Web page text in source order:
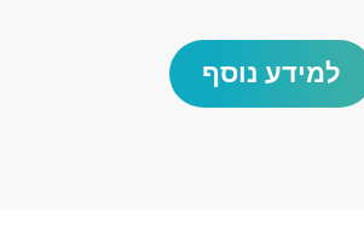
למידע נוסף